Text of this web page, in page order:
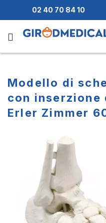
02 40 70 84 10
Modello di
con inserzione
Erler Zimmer